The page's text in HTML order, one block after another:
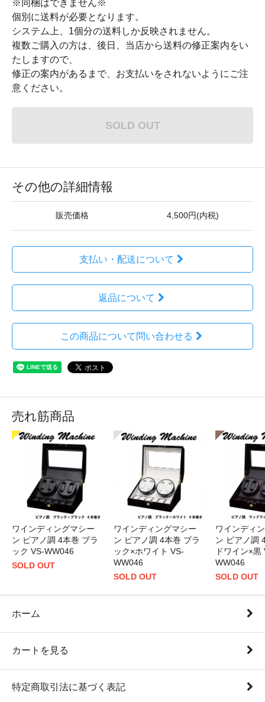
※同梱はできません※
個別に送料が必要となります。
システム上、1個分の送料しか反映されません。
複数ご購入の方は、後日、当店から送料の修正案内をい
たしますので、
修正の案内があるまで、お支払いをされないようにご注
意ください。
SOLD OUT
その他の詳細情報
販売価格 4,500円(内税)
支払い・配送について
返品について
この商品について問い合わせる
売れ筋商品
ワインディングマシー
ン ピアノ調 4本巻 ブラ
ック VS-WW046
SOLD OUT
ワインディングマシー
ン ピアノ調 4本巻 ブラ
ック×ホワイト VS-
WW046
SOLD OUT
ワインディ
ン ピアノ調
ドワイン×黒
WW046
SOLD OUT
ホーム
カートを見る
特定商取引法に基づく表記